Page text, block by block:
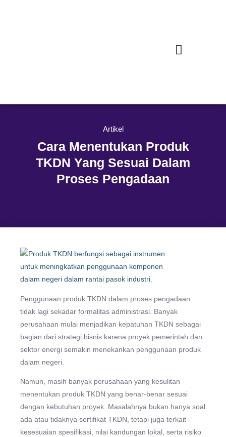
Artikel
Cara Menentukan Produk
TKDN Yang Sesuai Dalam
Proses Pengadaan
Penggunaan produk TKDN dalam proses pengadaan
tidak lagi sekadar formalitas administrasi. Banyak
perusahaan mulai menjadikan kepatuhan TKDN sebagai
bagian dari strategi bisnis karena proyek pemerintah dan
sektor energi semakin menekankan penggunaan produk
dalam negeri.
Namun, masih banyak perusahaan yang kesulitan
menentukan produk TKDN yang benar-benar sesuai
dengan kebutuhan proyek. Masalahnya bukan hanya soal
ada atau tidaknya sertifikat TKDN, tetapi juga terkait
kesesuaian spesifikasi, nilai kandungan lokal, serta risiko